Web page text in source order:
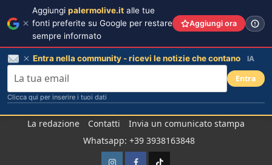
La redazione Contatti
Invia un comunicato stampa
Whatsapp: +39 3938163848
Aggiungi palermolive.it alle tue
fonti preferite su Google per restare
sempre informato
Aggiungi ora
Entra nella community - ricevi le notizie che contano IA
Entra
Clicca qui per inserire i tuoi dati